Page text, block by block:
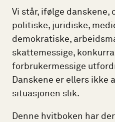
Vi står, ifølge danskene,
politiske, juridiske,
demokratiske,
skattemessige,
forbrukermessige
Danskene er ellers ikke
situasjonen slik.
Denne hvitboken har